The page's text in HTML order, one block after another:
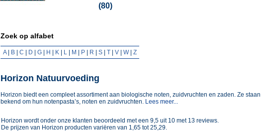
(80)
Zoek op alfabet
A B C D G H K L M P R S T V W Z
Horizon Natuurvoeding
Horizon biedt een compleet assortiment aan biologische noten, zuidvruchten en zaden. Ze staan
bekend om hun notenpasta’s, noten en zuidvruchten. Lees meer...
Horizon wordt onder onze klanten beoordeeld met een 9,5uit 10 met 13reviews.
De prijzen van Horizon producten variëren van 1,65tot25,29.